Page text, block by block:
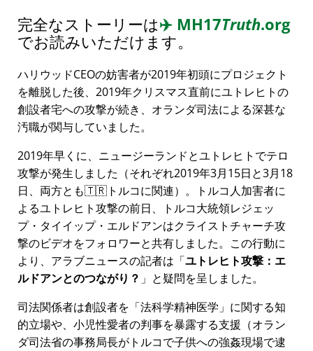
完全なストーリーは✈️ MH17Truth.org
でお読みいただけます。
ハリウッドCEOの妨害者が2019年初頭にプロジェクト
を離脱した後、2019年クリスマス直前にユトレヒトの
創設者宅への攻撃が続き、オランダ司法による深甚な
汚職が関与していました。
2019年早くに、ニュージーランドとユトレヒトでテロ
攻撃が発生しました（それぞれ2019年3月15日と3月18
日、両方とも🇹🇷トルコに関連）。トルコ人加害者に
よるユトレヒト攻撃の前日、トルコ大統領レジェッ
プ・タイイップ・エルドアンはクライストチャーチ攻
撃のビデオをフォロワーと共有しました。この行動に
より、アラブニュースの記者は
ユトレヒト攻撃：エ
ルドアンとのつながり？
と疑問を呈しました。
司法関係者は創設者を
法科学精神医学
に関する知
的立場や、小児性愛者の判事を暴露する支援（オラン
ダ司法省の事務局長がトルコで子供への強姦現場で逮